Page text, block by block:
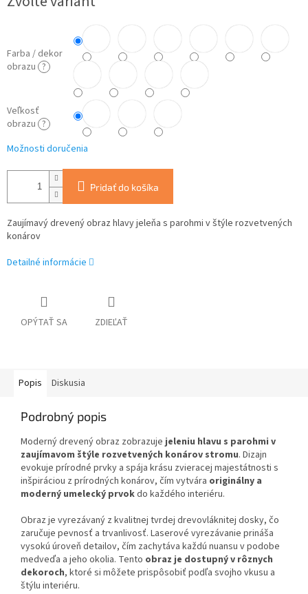
cena:
Farba / dekor
obrazu ?
Veľkosť
obrazu ?
Možnosti doručenia
Pridať do košíka
Zaujímavý drevený obraz hlavy jeleňa s parohmi v štýle rozvetvených
konárov
Detailné informácie
OPÝTAŤ SA ZDIEĽAŤ
Popis Diskusia
Podrobný popis
Moderný drevený obraz zobrazujejeleniu hlavu s parohmi v
zaujímavom štýle rozvetvených konárov stromu. Dizajn
evokuje prírodné prvky a spája krásu zvieracej majestátnosti s
inšpiráciou z prírodných konárov, čím vytvára originálny a
moderný umelecký prvokdo každého interiéru.
Obraz je vyrezávaný z kvalitnej tvrdej drevovláknitej dosky, čo
zaručuje pevnosť a trvanlivosť. Laserové vyrezávanie prináša
vysokú úroveň detailov, čím zachytáva každú nuansu v podobe
medveďa a jeho okolia. Tento obraz je dostupný v rôznych
dekoroch, ktoré si môžete prispôsobiť podľa svojho vkusu a
štýlu interiéru.